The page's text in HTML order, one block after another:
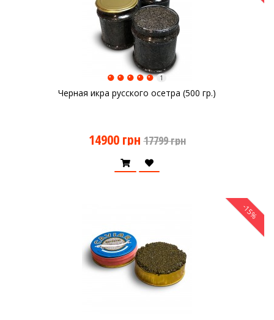
Черная икра русского осетра (500 гр.)
1
14900 грн 17799 грн
-15%